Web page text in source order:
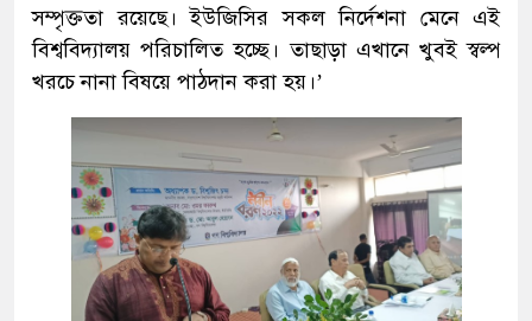
সম্পৃক্ততা রয়েছে। ইউজিসির সকল নির্দেশনা মেনে এই
বিশ্ববিদ্যালয় পরিচালিত হচ্ছে। তাছাড়া এখানে খুবই স্বল্প
খরচে নানা বিষয়ে পাঠদান করা হয়।’